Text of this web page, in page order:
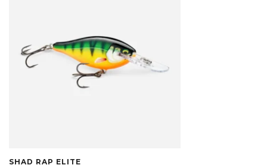
SHAD RAP ELITE